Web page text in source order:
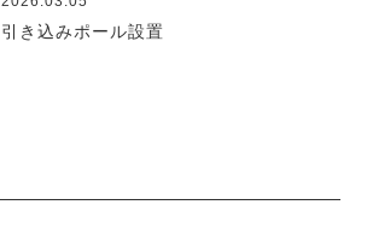
引き込みポール設置